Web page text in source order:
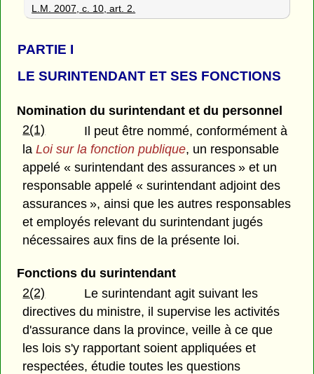
L.M. 2007, c. 10, art. 2.
PARTIE I
LE SURINTENDANT ET SES FONCTIONS
Nomination du surintendant et du personnel
2(1)
Il peut être nommé, conformément à
laLoi sur la fonction publique, un responsable
appelé « surintendant des assurances » et un
responsable appelé « surintendant adjoint des
assurances », ainsi que les autres responsables
et employés relevant du surintendant jugés
nécessaires aux fins de la présente loi.
Fonctions du surintendant
2(2)
Le surintendant agit suivant les
directives du ministre, il supervise les activités
d'assurance dans la province, veille à ce que
les lois s'y rapportant soient appliquées et
respectées, étudie toutes les questions